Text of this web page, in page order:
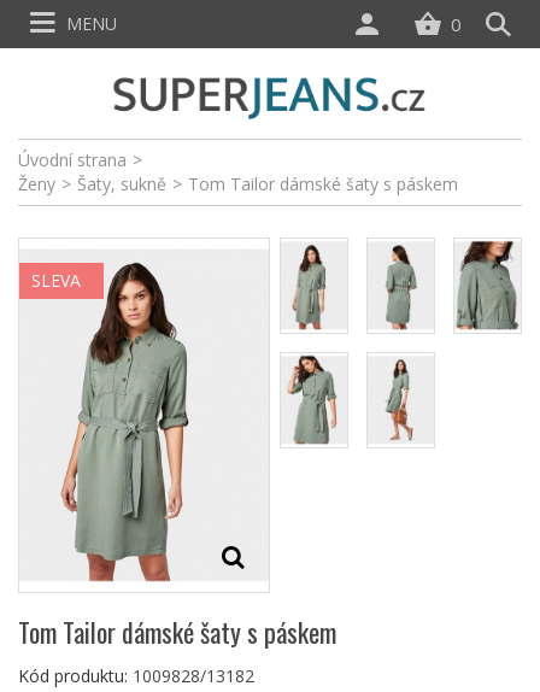
Úvodní strana >
Ženy > Šaty, sukně > Tom Tailor dámské šaty s páskem
SLEVA
Tom Tailor dámské šaty s páskem
Kód produktu: 1009828/13182
0
MENU